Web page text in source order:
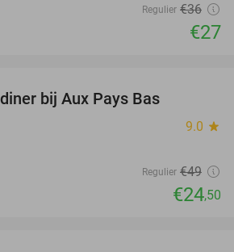
Regulier €36
€27
bij Aux Pays Bas
9.0 star
Regulier €49
€24,50